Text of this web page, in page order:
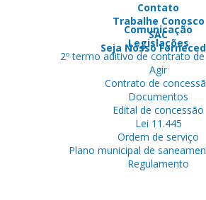
Contato
Trabalhe Conosco
SAC
Seja Nosso
Comunicação
Legislações
2º termo aditivo de contrato
Agir
Contrato de
Documentos
Edital de concessão
Lei 11.445
Ordem de serviço
Plano municipal de
Regulamento